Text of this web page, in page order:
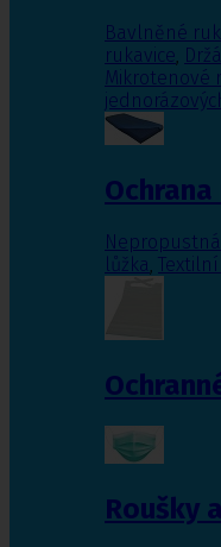
Bavlněné
rukavice,
Mikrotenové
lůžka,
Roušky